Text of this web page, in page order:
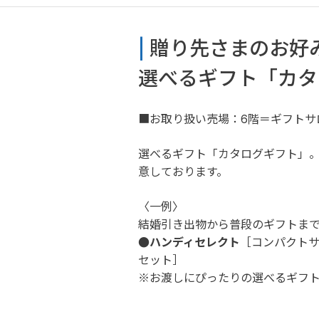
贈り先さまのお好
選べるギフト「カ
■お取り扱い売場：6階＝ギフトサ
選べるギフト「カタログギフト」
意しております。
〈一例〉
結婚引き出物から普段のギフトま
●ハンディセレクト ［コンパクト
セット］
※お渡しにぴったりの選べるギフ